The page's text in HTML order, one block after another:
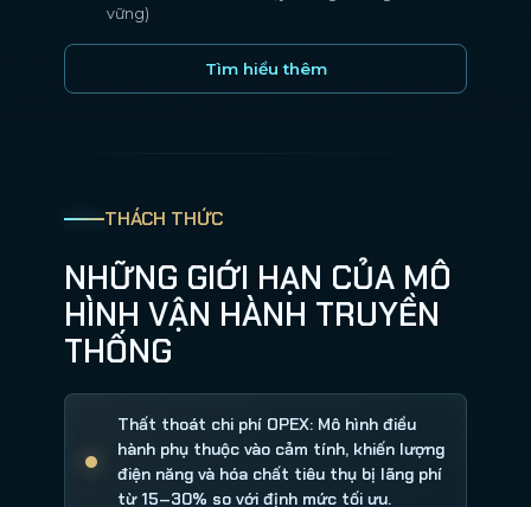
vững)
Tìm hiểu thêm
THÁCH THỨC
NHỮNG GIỚI HẠN CỦA MÔ
HÌNH VẬN HÀNH TRUYỀN
THỐNG
Thất thoát chi phí OPEX: Mô hình điều
hành phụ thuộc vào cảm tính, khiến lượng
điện năng và hóa chất tiêu thụ bị lãng phí
từ 15–30% so với định mức tối ưu.